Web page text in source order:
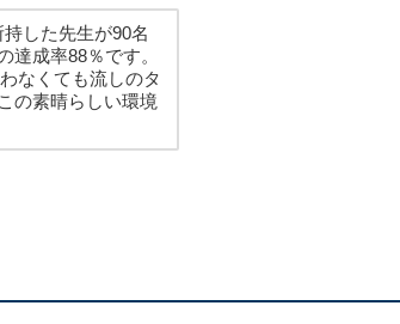
した先生が90名
達成率88％です。
なくても流しのタ
の素晴らしい環境